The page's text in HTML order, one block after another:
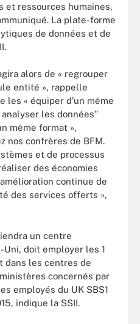
et ressources humaines,
La plate-forme
de données et de
alors de « regrouper
entité », rappelle
les « équiper d’un même
les données"
même format »,
nos confrères de BFM.
et de processus
des économies
continue de
des services offerts »,
un centre
Uni, doit employer les 1
dans les centres de
concernés par
employés du UK SBS1
indique la SSII.